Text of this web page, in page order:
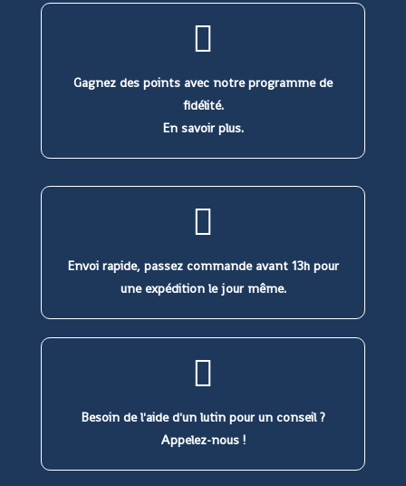
Gagnez des points avec notre programme de
fidélité.
En savoir plus.
Envoi rapide, passez commande avant 13h pour
une expédition le jour même.
Besoin de l'aide d'un lutin pour un conseil ?
Appelez-nous !